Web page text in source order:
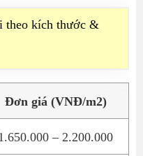
theo kích thước &
Đơn giá (VNĐ/m2)
– 2.200.000